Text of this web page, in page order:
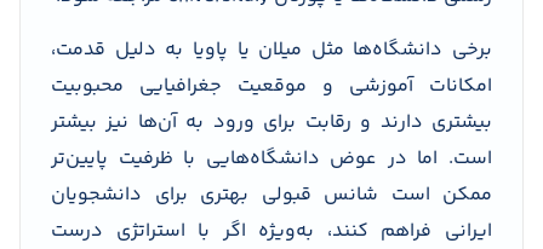
برخی دانشگاه‌ها مثل میلان یا پاویا به دلیل قدمت،
امکانات آموزشی و موقعیت جغرافیایی محبوبیت
بیشتری دارند و رقابت برای ورود به آن‌ها نیز بیشتر
است. اما در عوض دانشگاه‌هایی با ظرفیت پایین‌تر
ممکن است شانس قبولی بهتری برای دانشجویان
ایرانی فراهم کنند، به‌ویژه اگر با استراتژی درست